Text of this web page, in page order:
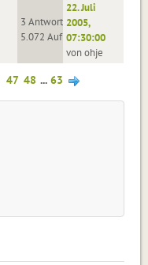
3 Antworten
5.072 Aufrufe
22. Juli
2005,
07:30:00
von ohje
47 48 ... 63